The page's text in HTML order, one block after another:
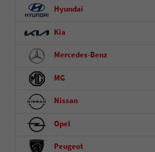
Hyundai
Kia
Mercedes-Benz
MG
Nissan
Opel
Peugeot